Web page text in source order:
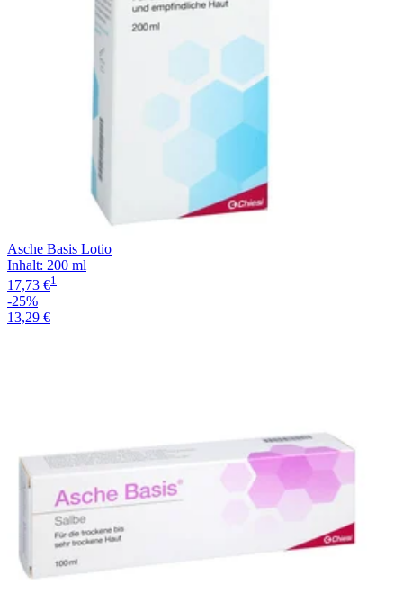
Asche Basis Lotio
Inhalt: 200 ml
17,73 €1
-25%
13,29 €